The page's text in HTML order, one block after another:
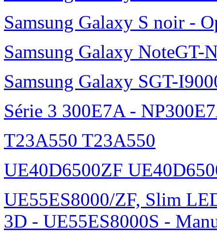
Samsung Galaxy S noir -
Samsung Galaxy NoteGT-
Samsung Galaxy SGT-
Série 3 300E7A -
T23A550 T23A550
UE40D6500ZF
UE55ES8000/ZF, Slim
3D - UE55ES8000S -